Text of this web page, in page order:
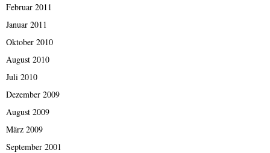
Februar 2011
Januar 2011
Oktober 2010
August 2010
Juli 2010
Dezember 2009
August 2009
März 2009
September 2001